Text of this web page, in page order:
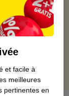
ou
et facile à
meilleures
pertinentes en